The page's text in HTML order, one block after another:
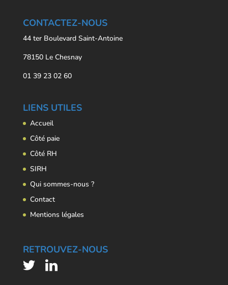
CONTACTEZ-NOUS
44 ter Boulevard Saint-Antoine
78150 Le Chesnay
01 39 23 02 60
LIENS UTILES
Accueil
Côté paie
Côté RH
SIRH
Qui sommes-nous ?
Contact
Mentions légales
RETROUVEZ-NOUS